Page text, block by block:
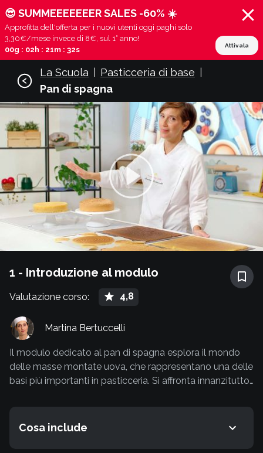
😎 SUMMEEEEEEER SALES -60% ☀️
Approfitta dell'offerta per i nuovi utenti oggi paghi solo
3,30€/mese invece di 8€, sul 1° anno!
00g : 02h : 21m : 31s
Attivala
La Scuola Pasticceria di base
Pan di spagna
1 - Introduzione al modulo
Valutazione corso: 4,8
Martina Bertuccelli
Il modulo dedicato al pan di spagna esplora il mondo
delle masse montate uova, che rappresentano una delle
basi più importanti in pasticceria. Si affronta innanzitutto
loro e come bilanciarli al meglio per ottenere una ricetta
Cosa include